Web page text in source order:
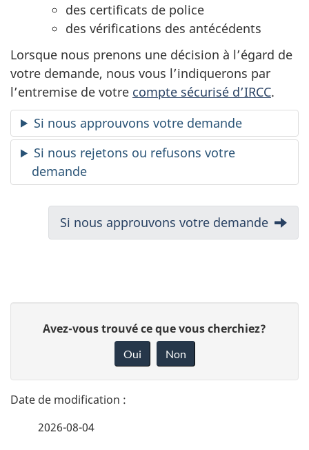
des certificats de police
des vérifications des antécédents
Lorsque nous prenons une décision à l’égard de
votre demande, nous vous l’indiquerons par
l’entremise de votre compte sécurisé d’IRCC.
Si nous approuvons votre demande
Si nous rejetons ou refusons votre
demande
i
t
Suivant :
Si nous approuvons votre demande
t
a
n
Avez-vous trouvé ce que vous cherchiez?
Oui Non
2026-08-04